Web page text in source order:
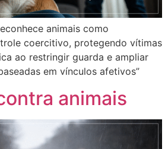
animais como
coercitivo, protegendo vítimas
ao restringir guarda e ampliar
em vínculos afetivos”
animais